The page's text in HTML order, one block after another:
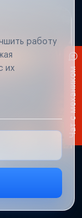
работу
их
Чат с механиком